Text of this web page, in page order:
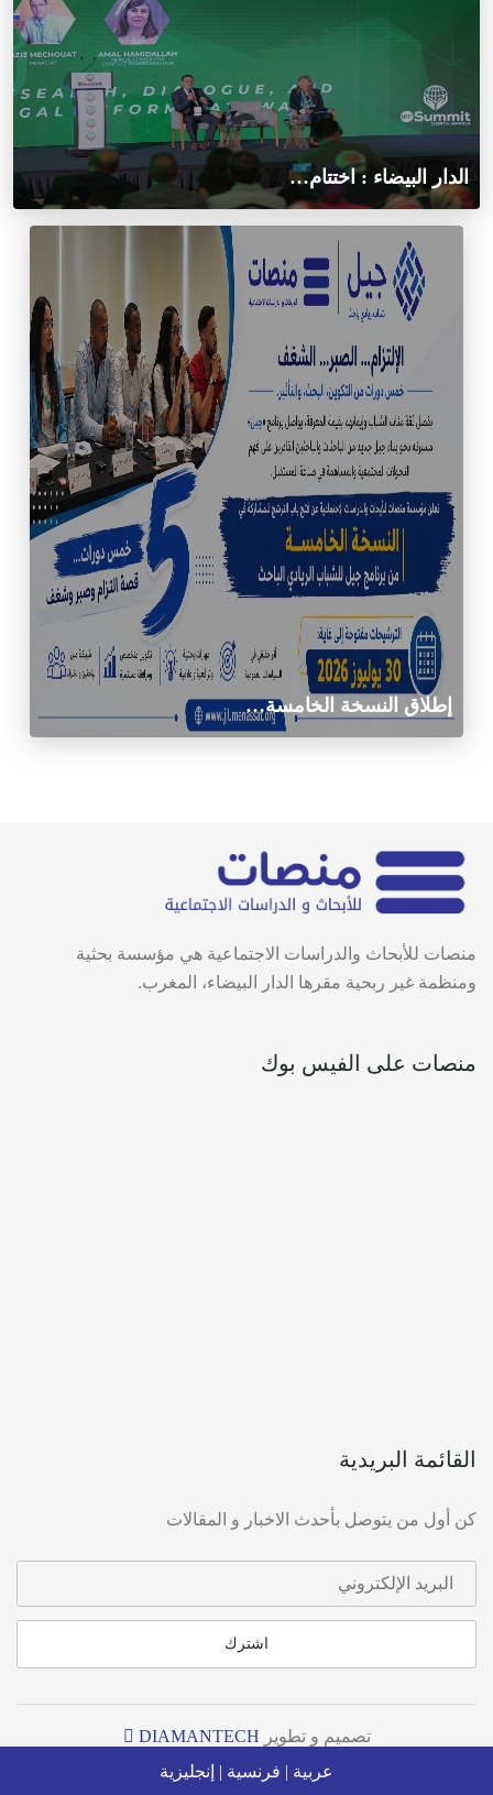
عربية | فرنسية | إنجليزية
الدار البيضاء : اختتام…
إطلاق النسخة الخامسة…
منصات للأبحاث والدراسات الاجتماعية هي مؤسسة بحثية
ومنظمة غير ربحية مقرها الدار البيضاء، المغرب.
منصات على الفيس بوك
القائمة البريدية
كن أول من يتوصل بأحدث الاخبار و المقالات
اشترك
تصميم و تطوير DIAMANTECH
منصات © 2020